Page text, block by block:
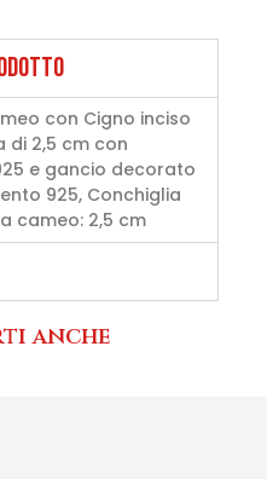
con Cigno inciso
di 2,5 cm con
e gancio decorato
925, Conchiglia
cameo: 2,5 cm
anche